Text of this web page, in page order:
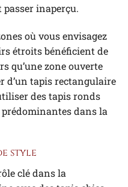
inaperçu.
où vous envisagez
étroits bénéficient de
qu’une zone ouverte
d’un tapis rectangulaire
des tapis ronds
dans la
style
clé dans la